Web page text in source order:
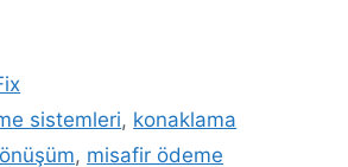
sistemleri, konaklama
, misafir ödeme